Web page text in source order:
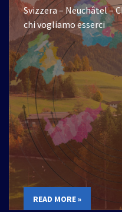
Svizzera – Neuchâtel –
chi vogliamo esserci
READ MORE »